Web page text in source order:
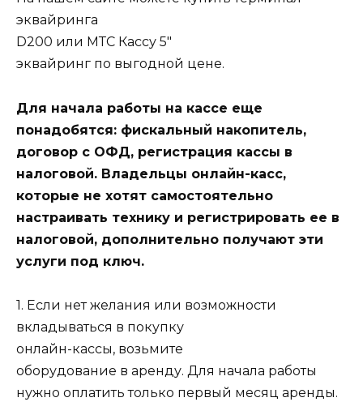
эквайринга
D200 или МТС Кассу 5″
эквайринг по выгодной цене.
Для начала работы на кассе еще
понадобятся: фискальный накопитель,
договор с ОФД, регистрация кассы в
налоговой. Владельцы онлайн-касс,
которые не хотят самостоятельно
настраивать технику и регистрировать ее в
налоговой, дополнительно получают эти
услуги под ключ.
1. Если нет желания или возможности
вкладываться в покупку
онлайн-кассы, возьмите
оборудование в аренду. Для начала работы
нужно оплатить только первый месяц аренды.